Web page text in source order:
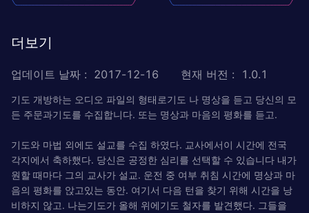
더보기
업데이트 날짜 : 2017-12-16 현재 버전 : 1.0.1
기도 개방하는 오디오 파일의 형태로기도 나 명상을 듣고 당신의 모
든 주문과기도를 수집합니다. 또는 명상과 마음의 평화를 듣고.
기도와 마법 외에도 설교를 수집 하였다. 교사에서이 시간에 전국
각지에서 축하했다. 당신은 공정한 심리를 선택할 수 있습니다 내가
원할 때마다 그의 교사가 설교. 운전 중 여부 취침 시간에 명상과 마
음의 평화를 앉고있는 동안. 여기서 다음 턴을 찾기 위해 시간을 낭
비하지 않고. 나는기도가 올해 위에기도 철자를 발견했다. 그들을